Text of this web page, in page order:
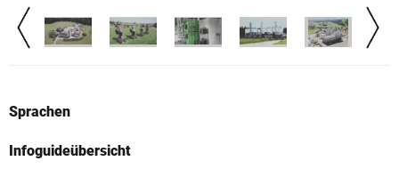
Sprachen
Infoguideübersicht